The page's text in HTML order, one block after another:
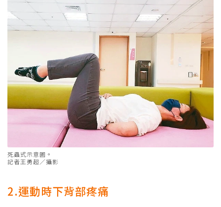
死蟲式示意圖。
記者王勇超／攝影
2.運動時下背部疼痛